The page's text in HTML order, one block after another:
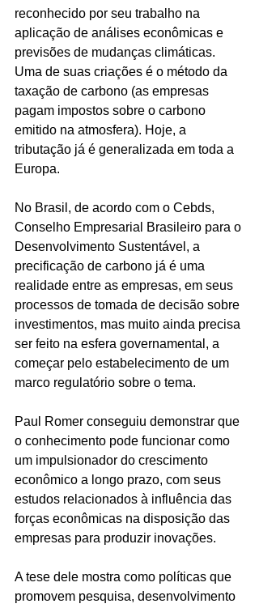
reconhecido por seu trabalho na
aplicação de análises econômicas e
previsões de mudanças climáticas.
Uma de suas criações é o método da
taxação de carbono (as empresas
pagam impostos sobre o carbono
emitido na atmosfera). Hoje, a
tributação já é generalizada em toda a
Europa.
No Brasil, de acordo com o Cebds,
Conselho Empresarial Brasileiro para o
Desenvolvimento Sustentável, a
precificação de carbono já é uma
realidade entre as empresas, em seus
processos de tomada de decisão sobre
investimentos, mas muito ainda precisa
ser feito na esfera governamental, a
começar pelo estabelecimento de um
marco regulatório sobre o tema.
Paul Romer conseguiu demonstrar que
o conhecimento pode funcionar como
um impulsionador do crescimento
econômico a longo prazo, com seus
estudos relacionados à influência das
forças econômicas na disposição das
empresas para produzir inovações.
A tese dele mostra como políticas que
promovem pesquisa, desenvolvimento